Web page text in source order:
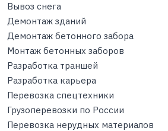
Вывоз снега
Демонтаж зданий
Демонтаж бетонного забора
Монтаж бетонных заборов
Разработка траншей
Разработка карьера
Перевозка спецтехники
Грузоперевозки по России
Перевозка нерудных материалов